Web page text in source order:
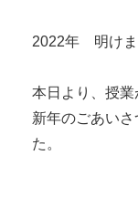
2022年　明け
本日より、授業
新年のごあい
た。